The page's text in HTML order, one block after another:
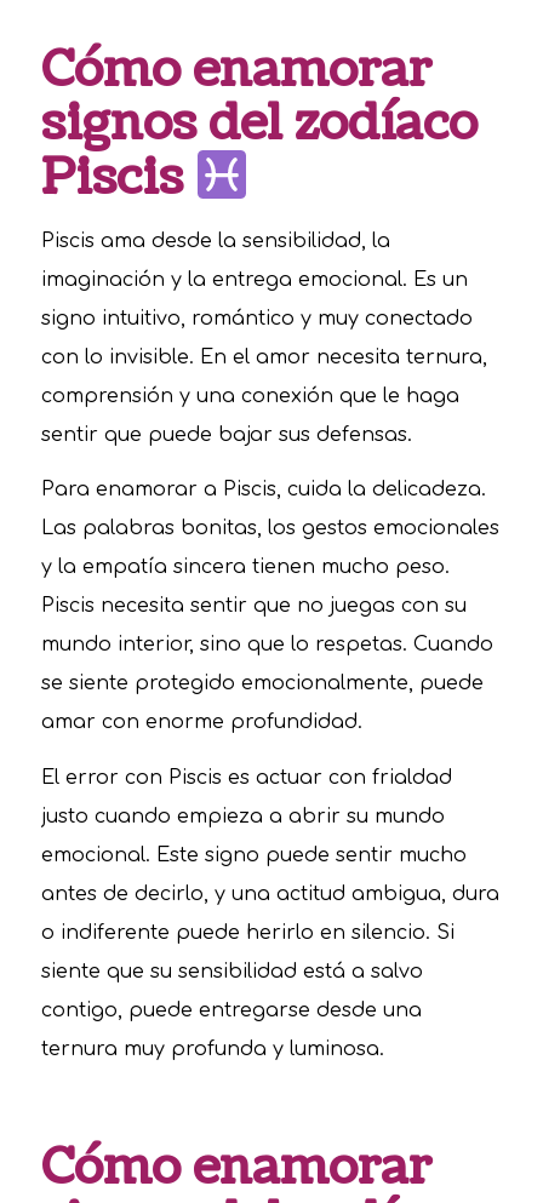
Cómo enamorar
signos del zodíaco
Piscis
Piscis ama desde la sensibilidad, la
imaginación y la entrega emocional. Es un
signo intuitivo, romántico y muy conectado
con lo invisible. En el amor necesita ternura,
comprensión y una conexión que le haga
sentir que puede bajar sus defensas.
Para enamorar a Piscis, cuida la delicadeza.
Las palabras bonitas, los gestos emocionales
y la empatía sincera tienen mucho peso.
Piscis necesita sentir que no juegas con su
mundo interior, sino que lo respetas. Cuando
se siente protegido emocionalmente, puede
amar con enorme profundidad.
El error con Piscis es actuar con frialdad
justo cuando empieza a abrir su mundo
emocional. Este signo puede sentir mucho
antes de decirlo, y una actitud ambigua, dura
o indiferente puede herirlo en silencio. Si
siente que su sensibilidad está a salvo
contigo, puede entregarse desde una
ternura muy profunda y luminosa.
Cómo enamorar